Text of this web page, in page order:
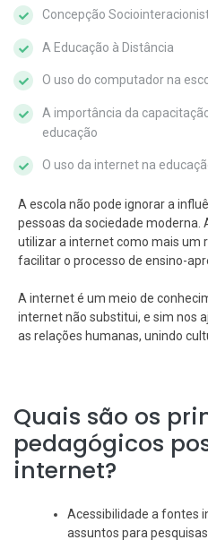
Concepção
A Educação à Distância
O uso do computador na
A importância da
educação
O uso da internet na
A escola não pode ignorar a
pessoas da sociedade moderna.
utilizar a internet como mais um
facilitar o processo de ensino-
A internet é um meio de
internet não substitui, e sim nos
as relações humanas, unindo
Quais são os
pedagógicos
internet?
Acessibilidade a fontes
assuntos para